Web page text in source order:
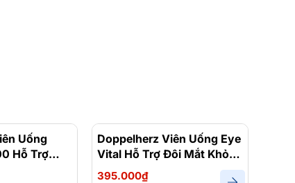
Uống
Hỗ Trợ
Đề Kháng
Doppelherz Viên Uống Eye
Vital Hỗ Trợ Đôi Mắt Khỏe
Mạnh Hộp 30 Viên
395.000₫